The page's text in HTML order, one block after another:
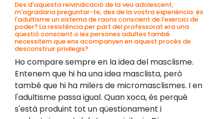
Des d'aquesta reivindicació de la veu adolescent,
m'agradaria preguntar-te, des de la vostra experiència: és
l'adultisme un sistema de raons conscient de l'exercici de
poder? La resistència per part del professorat era una
qüestió conscient o les persones adultes també
necessitem que ens acompanyen en aquest procés de
desconstruir privilegis?
Ho compare sempre en la idea del masclisme.
Entenem que hi ha una idea masclista, però
també que hi ha milers de micromasclismes. I en
l'adultisme passa igual. Quan xoca, és perquè
s'està produint tot un qüestionament i